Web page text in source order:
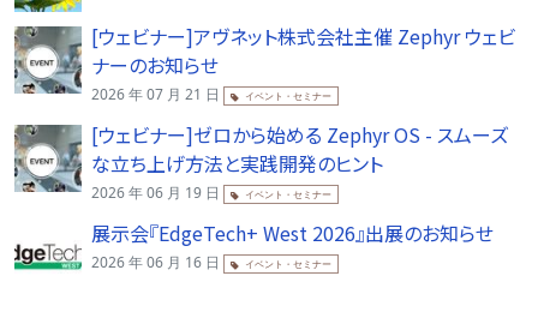
[ウェビナー]アヴネット株式会社主催 Zephyr ウェビ
ナーのお知らせ
2026 年 07 月 21 日 イベント・セミナー
[ウェビナー]ゼロから始める Zephyr OS - スムーズ
な立ち上げ方法と実践開発のヒント
2026 年 06 月 19 日 イベント・セミナー
展示会『EdgeTech+ West 2026』出展のお知らせ
2026 年 06 月 16 日 イベント・セミナー